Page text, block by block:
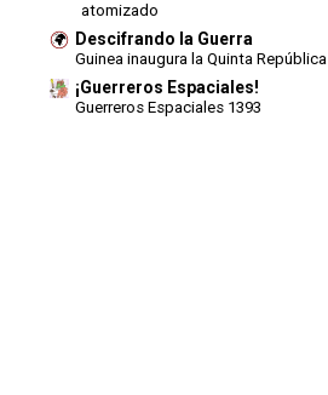
atomizado
Descifrando la Guerra
Guinea inaugura la Quinta República
¡Guerreros Espaciales!
Guerreros Espaciales 1393